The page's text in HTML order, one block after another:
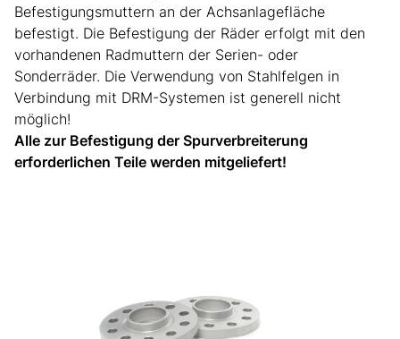
Befestigungsmuttern an der Achsanlagefläche
befestigt. Die Befestigung der Räder erfolgt mit den
vorhandenen Radmuttern der Serien- oder
Sonderräder. Die Verwendung von Stahlfelgen in
Verbindung mit DRM-Systemen ist generell nicht
möglich!
Alle zur Befestigung der Spurverbreiterung
erforderlichen Teile werden mitgeliefert!